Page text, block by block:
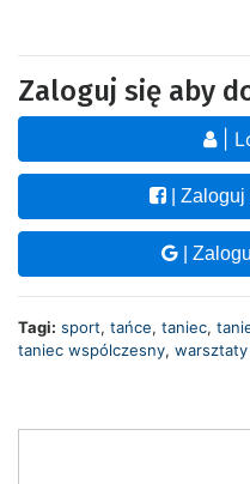
Zaloguj się aby
|
|
|
Tagi: sport, tańce, taniec,
taniec wspólczesny,